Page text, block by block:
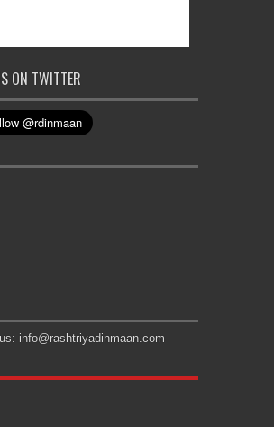
ON TWITTER
info@rashtriyadinmaan.com